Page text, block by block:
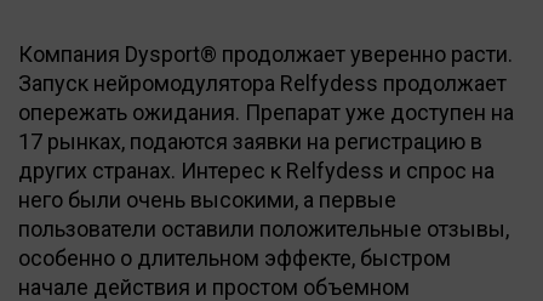
Компания Dysport® продолжает уверенно расти.
Запуск нейромодулятора Relfydess продолжает
опережать ожидания. Препарат уже доступен на
17 рынках, подаются заявки на регистрацию в
других странах. Интерес к Relfydess и спрос на
него были очень высокими, а первые
пользователи оставили положительные отзывы,
особенно о длительном эффекте, быстром
начале действия и простом объемном